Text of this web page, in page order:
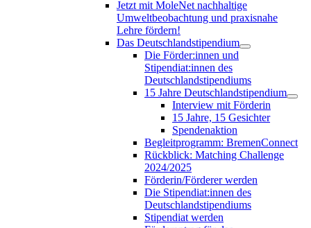
Jetzt mit MoleNet nachhaltige
Umweltbeobachtung und praxisnahe
Lehre fördern!
Das Deutschlandstipendium
Die Förder:innen und
Stipendiat:innen des
Deutschlandstipendiums
15 Jahre Deutschlandstipendium
Interview mit Förderin
15 Jahre, 15 Gesichter
Spendenaktion
Begleitprogramm: BremenConnect
Rückblick: Matching Challenge
2024/2025
Förderin/Förderer werden
Die Stipendiat:innen des
Deutschlandstipendiums
Stipendiat werden